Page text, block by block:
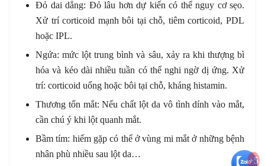
Đỏ dai dẳng: Đỏ lâu hơn dự kiến có thể nguy cơ sẹo.
Xử trí corticoid mạnh bôi tại chỗ, tiêm corticoid, PDL
hoặc IPL.
Ngứa: mức lột trung bình và sâu, xảy ra khi thượng bì
hóa và kéo dài nhiều tuần có thể nghi ngờ dị ứng. Xử
trí: corticoid uống hoặc bôi tại chỗ, kháng histamin.
Thương tổn mắt: Nếu chất lột da vô tình dính vào mắt,
cần chú ý khi lột quanh mắt.
Bầm tím: hiếm gặp có thể ở vùng mi mắt ở những bệnh
nhân phù nhiều sau lột da…
+5